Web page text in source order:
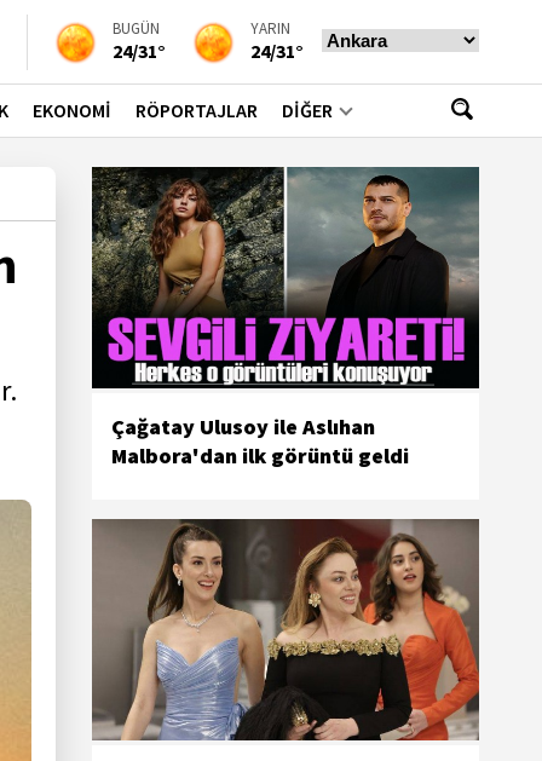
BUGÜN
24/31°
YARIN
24/31°
EKONOMİ RÖPORTAJLAR DİĞER
Çağatay Ulusoy ile Aslıhan
Malbora'dan ilk görüntü geldi